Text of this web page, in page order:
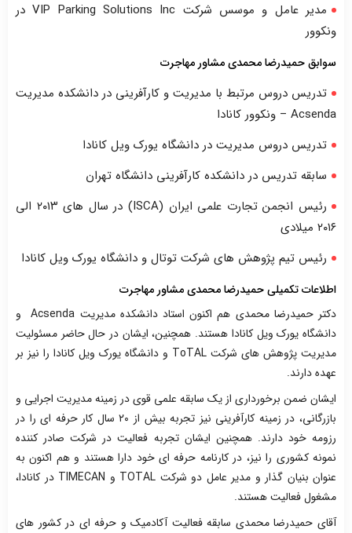
مدیر عامل و موسس شرکت VIP Parking Solutions Inc در
ونکوور
سوابق حمیدرضا محمدی مشاور مهاجرت
تدریس دروس مرتبط با مدیریت و کارآفرینی در دانشکده مدیریت
Acsenda – ونکوور کانادا
تدریس دروس مدیریت در دانشگاه یورک ویل کانادا
سابقه تدریس در دانشکده کارآفرینی دانشگاه تهران
رئیس انجمن تجارت علمی ایران (ISCA) در سال های ۲۰۱۳ الی
۲۰۱۶ میلادی
رئیس تیم پژوهش های شرکت توتال و دانشگاه یورک ویل کانادا
اطلاعات تکمیلی حمیدرضا محمدی مشاور مهاجرت
دکتر حمیدرضا محمدی هم اکنون استاد دانشکده مدیریت Acsenda و
دانشگاه یورک ویل کانادا هستند. همچنین، ایشان در حال حاضر مسئولیت
مدیریت پژوهش های شرکت ToTAL و دانشگاه یورک ویل کانادا را نیز بر
عهده دارند.
ایشان ضمن برخورداری از یک سابقه علمی قوی در زمینه مدیریت اجرایی و
بازرگانی، در زمینه کارآفرینی نیز تجربه بیش از ۲۰ سال کار حرفه ای را در
رزومه خود دارند. همچنین ایشان تجربه فعالیت در شرکت صادر کننده
نمونه کشوری را نیز، در کارنامه حرفه ای خود دارا هستند و هم اکنون به
عنوان بنیان گذار و مدیر عامل دو شرکت TOTAL و TIMECAN در کانادا،
مشغول فعالیت هستند.
آقای حمیدرضا محمدی سابقه فعالیت آکادمیک و حرفه ای در کشور های